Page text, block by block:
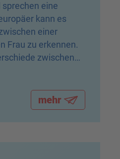
eine
kann es
einer
Frau zu erkennen.
zwischen
mehr